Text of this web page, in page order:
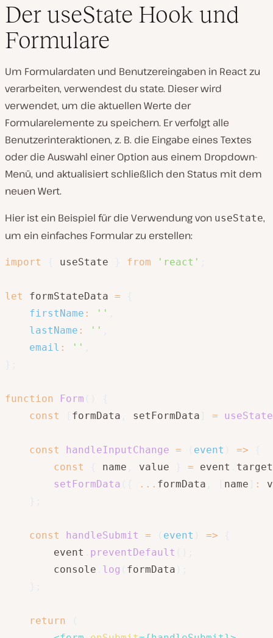
Der useState Hook und
Formulare
Um Formulardaten und Benutzereingaben in React zu
verarbeiten, verwendest du state. Dieser wird
verwendet, um die aktuellen Werte der
Formularelemente zu speichern. Er verfolgt alle
Benutzerinteraktionen, z. B. die Eingabe eines Textes
oder die Auswahl einer Option aus einem Dropdown-
Menü, und aktualisiert schließlich den Status mit dem
neuen Wert.
Hier ist ein Beispiel für die Verwendung von useState,
um ein einfaches Formular zu erstellen:
import useState from 'react'
let formStateData =
firstName : ''
lastName : ''
email : ''
function Form
const
formData setFormData = useState
const handleInputChange = event =>
const
name value = event
target
setFormData
... formData name :
const handleSubmit = event =>
        event
preventDefault
        console
log formData
return